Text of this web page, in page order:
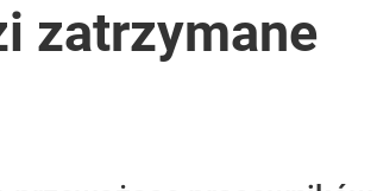
zatrzymane